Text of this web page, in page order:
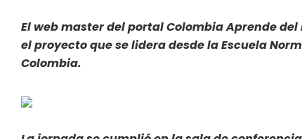
El web master del portal Colombia Aprende
el proyecto que se lidera desde la Escuela
Colombia.